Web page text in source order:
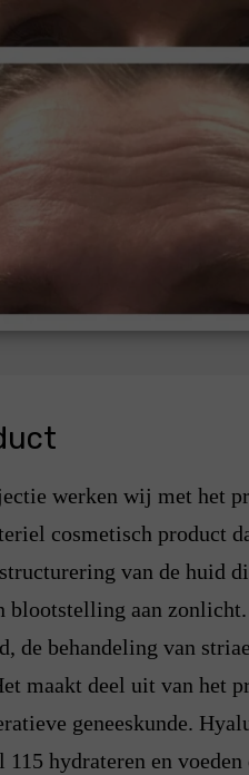
werken wij met het
cosmetisch product
van de huid
blootstelling aan
de behandeling van
maakt deel uit van het
geneeskunde.
hydrateren en voeden